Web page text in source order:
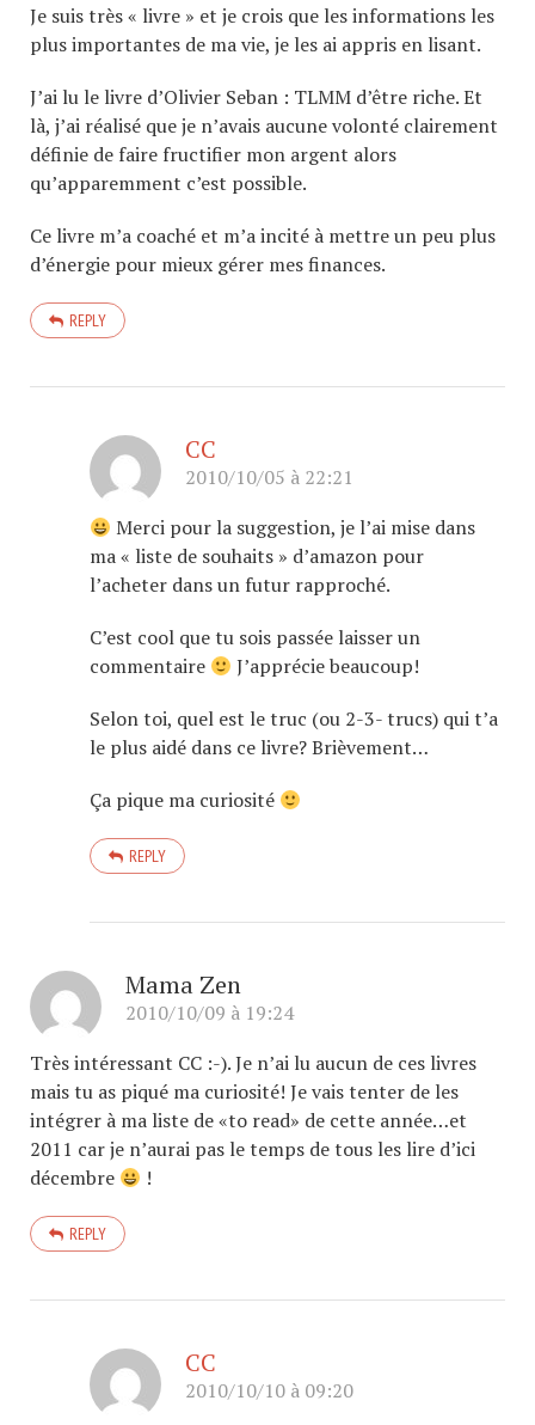
Je suis très « livre » et je crois que les informations les
plus importantes de ma vie, je les ai appris en lisant.
J’ai lu le livre d’Olivier Seban : TLMM d’être riche. Et
là, j’ai réalisé que je n’avais aucune volonté clairement
définie de faire fructifier mon argent alors
qu’apparemment c’est possible.
Ce livre m’a coaché et m’a incité à mettre un peu plus
d’énergie pour mieux gérer mes finances.
REPLY
CC
2010/10/05 à 22:21
Merci pour la suggestion, je l’ai mise dans
ma « liste de souhaits » d’amazon pour
l’acheter dans un futur rapproché.
C’est cool que tu sois passée laisser un
commentaire
J’apprécie beaucoup!
Selon toi, quel est le truc (ou 2-3- trucs) qui t’a
le plus aidé dans ce livre? Brièvement…
Ça pique ma curiosité
REPLY
Mama Zen
2010/10/09 à 19:24
Très intéressant CC :-). Je n’ai lu aucun de ces livres
mais tu as piqué ma curiosité! Je vais tenter de les
intégrer à ma liste de «to read» de cette année…et
2011 car je n’aurai pas le temps de tous les lire d’ici
décembre
!
REPLY
CC
2010/10/10 à 09:20